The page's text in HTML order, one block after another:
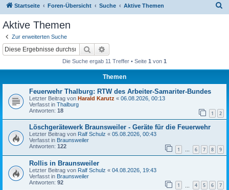
Startseite Foren-Übersicht Suche Aktive Themen
Aktive Themen
Zur erweiterten Suche
Suche
Die Suche ergab 11 Treffer • Seite 1 von 1
Themen
Feuerwehr Thalburg: RTW des Arbeiter-Samariter-Bundes
Letzter Beitrag von Harald Karutz « 06.08.2026, 00:13
Verfasst in Thalburg
Antworten: 18 1 2
Löschgerätewerk Braunsweiler - Geräte für die Feuerwehr
Letzter Beitrag von Ralf Schulz « 05.08.2026, 00:43
Verfasst in Braunsweiler
Antworten: 122 1 … 6 7 8 9
Rollis in Braunsweiler
Letzter Beitrag von Ralf Schulz « 04.08.2026, 19:43
Verfasst in Braunsweiler
Antworten: 92 1 4 5 6 7